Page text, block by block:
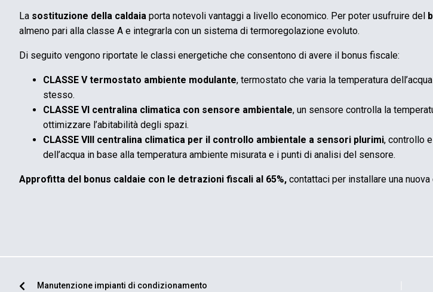
La sostituzione della caldaia porta notevoli vantaggi a livello economico. Per poter usufruire del
almeno pari alla classe A e integrarla con un sistema di termoregolazione evoluto.
Di seguito vengono riportate le classi energetiche che consentono di avere il bonus fiscale:
CLASSE V termostato ambiente modulante, termostato che varia la temperatura
stesso.
CLASSE VI centralina climatica con sensore ambientale, un sensore controlla la
ottimizzare l’abitabilità degli spazi.
CLASSE VIII centralina climatica per il controllo ambientale a sensori plurimi, controllo
dell’acqua in base alla temperatura ambiente misurata e i punti di analisi del sensore.
Approfitta del bonus caldaie con le detrazioni fiscali al 65%, contattaci per installare una
Manutenzione impianti di condizionamento